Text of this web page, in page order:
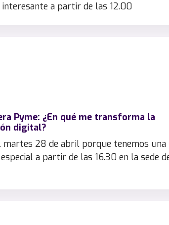
a partir de las 12.00
Pyme: ¿En qué me transforma la
digital?
martes 28 de abril porque tenemos una
a partir de las 16.30 en la sede